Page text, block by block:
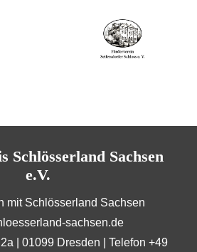
Schlösserland Sachsen
e.V.
mit Schlösserland Sachsen
sachsen.de
| 01099 Dresden | Telefon +49